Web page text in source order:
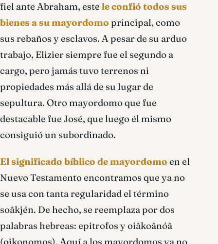
fiel ante Abraham, este le confió todos sus
bienes a su mayordomo principal, como
sus rebaños y esclavos. A pesar de su arduo
trabajo, Elizier siempre fue el segundo a
cargo, pero jamás tuvo terrenos ni
propiedades más allá de su lugar de
sepultura. Otro mayordomo que fue
destacable fue José, que luego él mismo
consiguió un subordinado.
El significado bíblico de mayordomo en el
Nuevo Testamento encontramos que ya no
se usa con tanta regularidad el término
soâkjén. De hecho, se reemplaza por dos
palabras hebreas: epitrofos y oiâkoânóâ
(oikonomos). Aquí a los mayordomos ya no